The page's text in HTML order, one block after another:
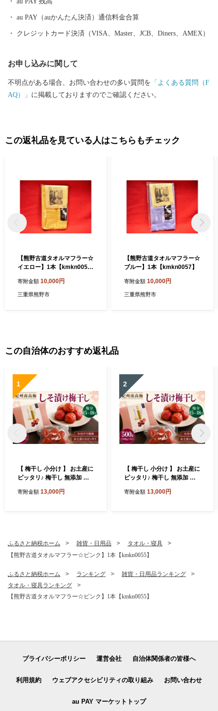
au PAY（auかんたん決済）通信料金合算
クレジットカード決済（VISA、Master、JCB、Diners、AMEX）
お申し込みに関して
不明点がある場合、お問い合わせの多い質問を 「よくある質問（F
AQ）」 に掲載しておりますのでご確認ください。
この返礼品を見ている人はこちらもチェック
【熊野古道タオルマフラー☆
イエロー】1本【kmkn005
寄附金額 10,000円
三重県熊野市
【熊野古道タオルマフラー☆
ブルー】1本【kmkn0057】
寄附金額 10,000円
三重県熊野市
この自治体のおすすめ返礼品
1
【 梅干し 小分け 】 お土産に
ピッタリ♪ 梅干し 無添加 南
のすっぱい しそ漬け梅干し 5
干し 健康食品 南高梅干し 三
重県 熊野市【frsn0031A】
寄附金額 13,000円
2
【 梅干し 小分け 】 お土産に
ピッタリ♪ 梅干し 無添加 南
のすっぱい しそ漬け梅干し 5
干し 健康食品 南高梅干し 三
重県 熊野市【frsn0031A】
寄附金額 13,000円
ふるさと納税ホーム 雑貨・日用品
タオル・寝具
【熊野古道タオルマフラー☆ピンク】1本【kmkn0055】
ふるさと納税ホーム ランキング
雑貨・日用品ランキング
タオル・寝具ランキング
【熊野古道タオルマフラー☆ピンク】1本【kmkn0055】
プライバシーポリシー 運営会社 自治体関係者の皆様へ
利用規約 ウェブアクセシビリティの取り組み お問い合わせ
au PAY マーケットトップ